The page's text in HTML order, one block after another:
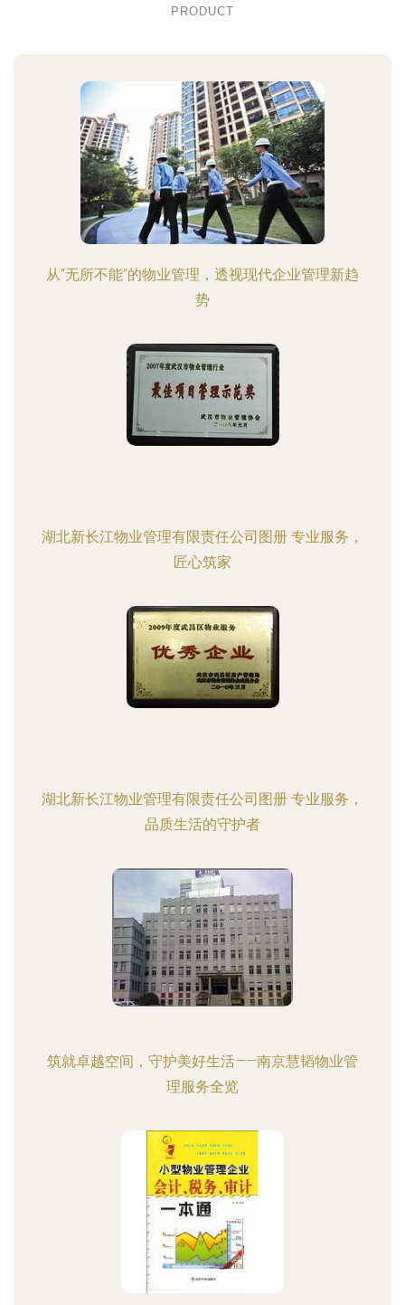
PRODUCT
从“无所不能”的物业管理，透视现代企业管理新趋
势
湖北新长江物业管理有限责任公司图册 专业服务，
匠心筑家
湖北新长江物业管理有限责任公司图册 专业服务，
品质生活的守护者
筑就卓越空间，守护美好生活——南京慧韬物业管
理服务全览